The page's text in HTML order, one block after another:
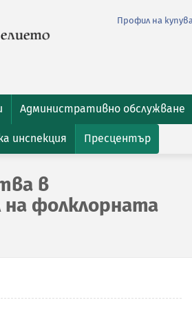
Профил на
Административно обслужване
инспекция Пресцентър
в
фолклорната